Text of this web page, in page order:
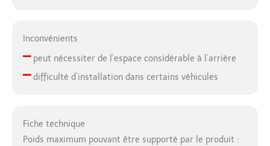
Inconvénients
–peut nécessiter de l’espace considérable à l’arrière
–difficulté d’installation dans certains véhicules
Fiche technique
Poids maximum pouvant être supporté par le produit :